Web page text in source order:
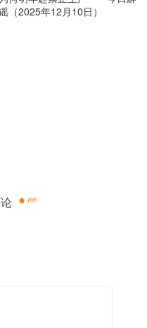
（2025年12月10日）